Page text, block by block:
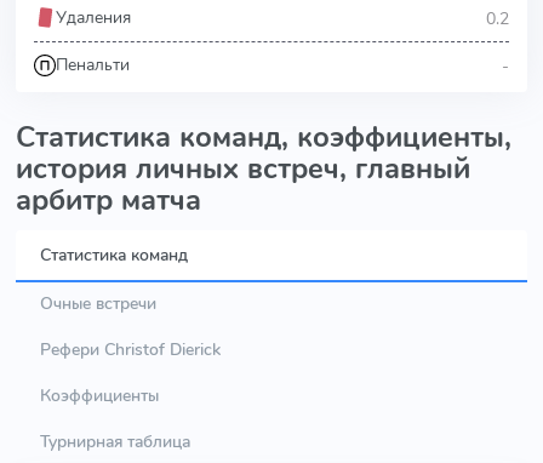
Удаления 0.2
Пенальти -
Статистика команд, коэффициенты,
история личных встреч, главный
арбитр матча
Статистика команд
Очные встречи
Рефери Christof Dierick
Коэффициенты
Турнирная таблица